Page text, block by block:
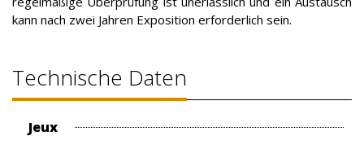
kann nach zwei Jahren Exposition erforderlich sein.
Technische Daten
Jeux